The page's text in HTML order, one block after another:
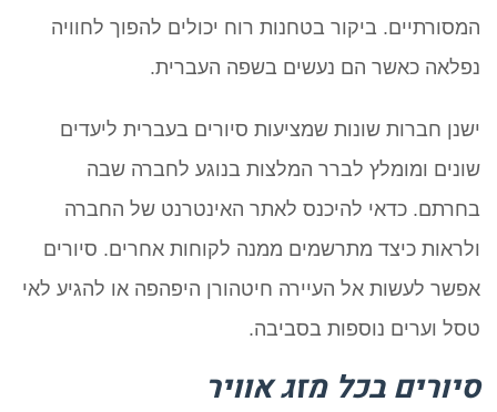
המסורתיים. ביקור בטחנות רוח יכולים להפוך לחוויה
נפלאה כאשר הם נעשים בשפה העברית.
ישנן חברות שונות שמציעות סיורים בעברית ליעדים
שונים ומומלץ לברר המלצות בנוגע לחברה שבה
בחרתם. כדאי להיכנס לאתר האינטרנט של החברה
ולראות כיצד מתרשמים ממנה לקוחות אחרים. סיורים
אפשר לעשות אל העיירה חיטהורן היפהפה או להגיע לאי
טסל וערים נוספות בסביבה.
סיורים בכל מזג אוויר